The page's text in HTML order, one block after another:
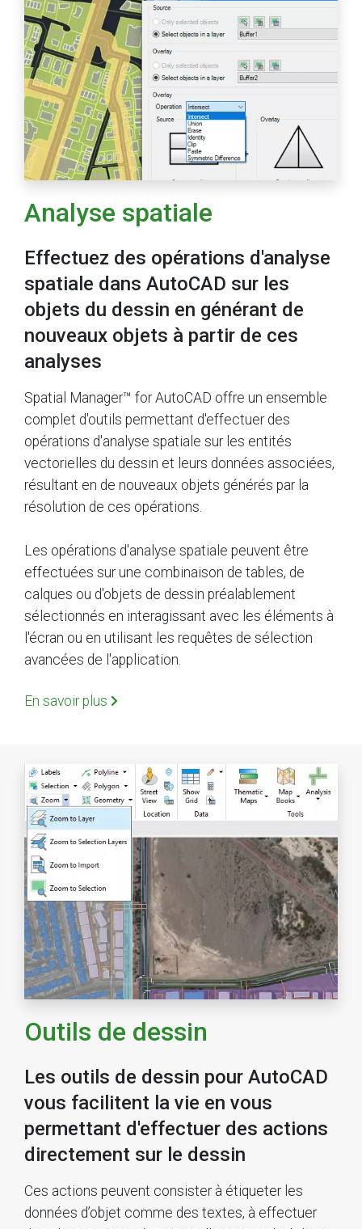
Analyse spatiale
Effectuez des opérations d'analyse
spatiale dans AutoCAD sur les
objets du dessin en générant de
nouveaux objets à partir de ces
analyses
Spatial Manager™ for AutoCAD offre un ensemble
complet d'outils permettant d'effectuer des
opérations d'analyse spatiale sur les entités
vectorielles du dessin et leurs données associées,
résultant en de nouveaux objets générés par la
résolution de ces opérations.
Les opérations d'analyse spatiale peuvent être
effectuées sur une combinaison de tables, de
calques ou d'objets de dessin préalablement
sélectionnés en interagissant avec les éléments à
l'écran ou en utilisant les requêtes de sélection
avancées de l'application.
En savoir plus
Outils de dessin
Les outils de dessin pour AutoCAD
vous facilitent la vie en vous
permettant d'effectuer des actions
directement sur le dessin
Ces actions peuvent consister à étiqueter les
données d’objet comme des textes, à effectuer